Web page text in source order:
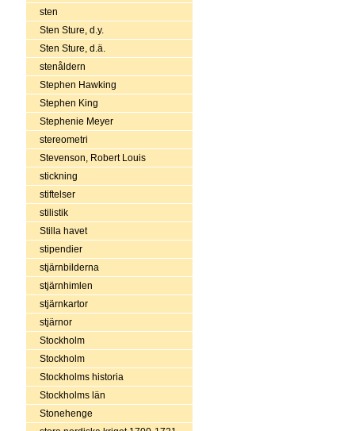
sten
Sten Sture, d.y.
Sten Sture, d.ä.
stenåldern
Stephen Hawking
Stephen King
Stephenie Meyer
stereometri
Stevenson, Robert Louis
stickning
stiftelser
stilistik
Stilla havet
stipendier
stjärnbilderna
stjärnhimlen
stjärnkartor
stjärnor
Stockholm
Stockholm
Stockholms historia
Stockholms län
Stonehenge